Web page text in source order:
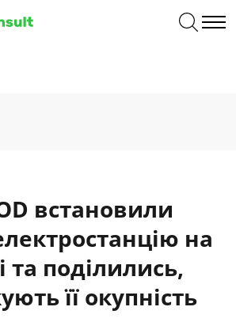
встановили
на
та поділились,
її окупність